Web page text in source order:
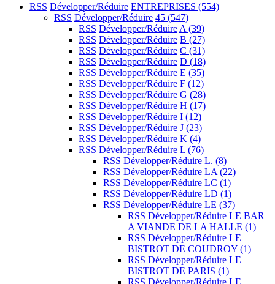
RSS Développer/Réduire ENTREPRISES (554)
RSS Développer/Réduire 45 (547)
RSS Développer/Réduire A (39)
RSS Développer/Réduire B (27)
RSS Développer/Réduire C (31)
RSS Développer/Réduire D (18)
RSS Développer/Réduire E (35)
RSS Développer/Réduire F (12)
RSS Développer/Réduire G (28)
RSS Développer/Réduire H (17)
RSS Développer/Réduire I (12)
RSS Développer/Réduire J (23)
RSS Développer/Réduire K (4)
RSS Développer/Réduire L (76)
RSS Développer/Réduire L. (8)
RSS Développer/Réduire LA (22)
RSS Développer/Réduire LC (1)
RSS Développer/Réduire LD (1)
RSS Développer/Réduire LE (37)
RSS Développer/Réduire LE BAR
A VIANDE DE LA HALLE (1)
RSS Développer/Réduire LE
BISTROT DE COUDROY (1)
RSS Développer/Réduire LE
BISTROT DE PARIS (1)
RSS Développer/Réduire LE